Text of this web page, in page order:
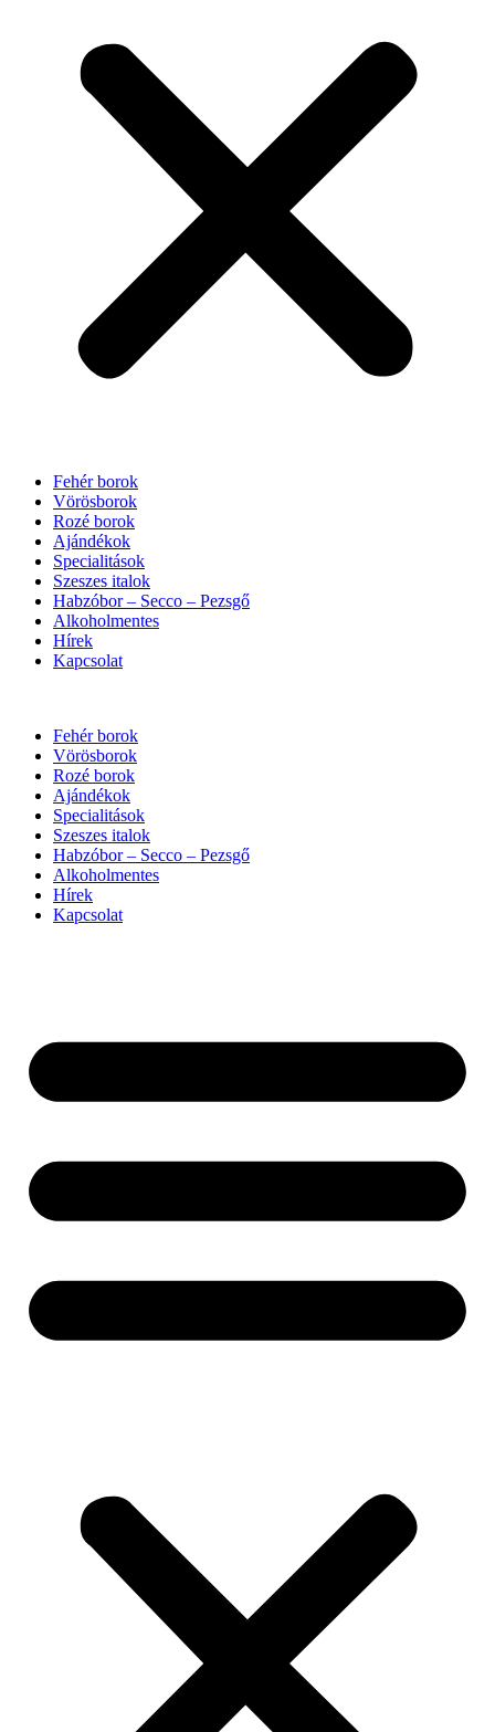
Fehér borok
Vörösborok
Rozé borok
Ajándékok
Specialitások
Szeszes italok
Habzóbor – Secco – Pezsgő
Alkoholmentes
Hírek
Kapcsolat
Fehér borok
Vörösborok
Rozé borok
Ajándékok
Specialitások
Szeszes italok
Habzóbor – Secco – Pezsgő
Alkoholmentes
Hírek
Kapcsolat